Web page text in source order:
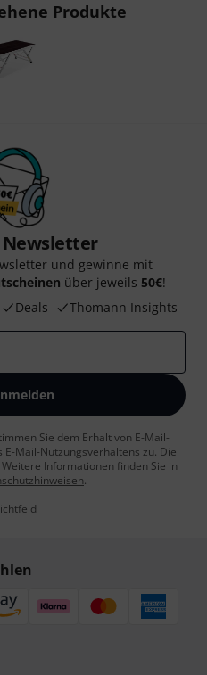
Produkte
und gewinne mit
über jeweils 50€!
Deals Thomann Insights
Sie dem Erhalt von E-Mail-
Mail-Nutzungsverhaltens zu. Die
Informationen finden Sie in
.